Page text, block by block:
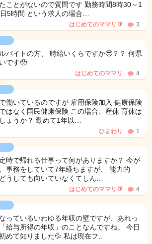
ことがないので質問です 勤務時間8時30～1
5時間 という求人の場合…
はじめてのママリ🔰 3
バイトの方、 時給いくらですか🥹？？ 何県
です🥹
はじめてのママリ 4
働いているのですが 雇用保険加入 健康保険
はなく国民健康保険 この場合、産休 育休は
ょうか？ 勤めて1年以…
ひまわり 1
時で帰れる仕事って何がありますか？ 今が
事務をしていて7年経ちますが、 能力的
うしても向いていなくてしん…
はじめてのママリ🔰 4
っているいわゆる年収の壁ですが、あれっ
給与所得の年収」のことなんですね。 今日
めて知りました💦 私は現在フ…